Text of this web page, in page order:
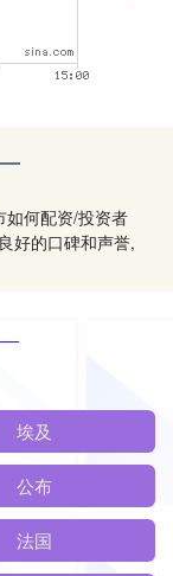
如何配资/投资者
好的口碑和声誉,
埃及
公布
法国